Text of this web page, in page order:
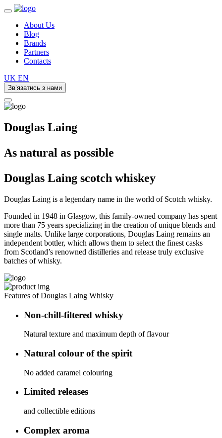
About Us
Blog
Brands
Partners
Contacts
UK EN
Зв’язатись з нами
Douglas Laing
As natural as possible
Douglas Laing scotch whiskey
Douglas Laing is a legendary name in the world of Scotch whisky.
Founded in 1948 in Glasgow, this family-owned company has spent
more than 75 years specializing in the creation of unique blends and
single malts. Unlike large corporations, Douglas Laing remains an
independent bottler, which allows them to select the finest casks
from Scotland’s renowned distilleries and release truly exclusive
batches of whisky.
Features of Douglas Laing Whisky
Non-chill-filtered whisky
Natural texture and maximum depth of flavour
Natural colour of the spirit
No added caramel colouring
Limited releases
and collectible editions
Complex aroma